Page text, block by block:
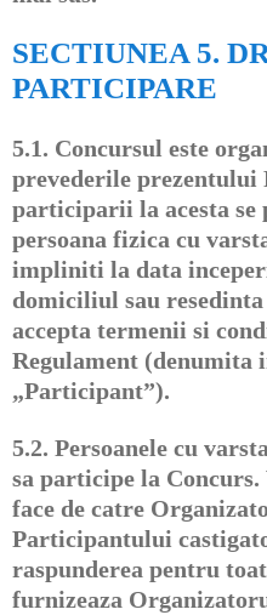
SECTIUNEA 5.
PARTICIPARE
5.1. Concursul este
prevederile prezentului
participarii la acesta se
persoana fizica cu
impliniti la data
domiciliul sau
accepta termenii si
Regulament (denumita
„Participant”).
5.2. Persoanele cu
sa participe la
face de catre
Participantului
raspunderea pentru
furnizeaza